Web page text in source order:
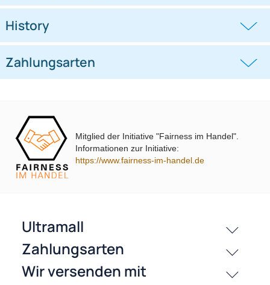
kompatibel mit Ford C-Max Kuga
DM2 2012 Piano Lack mit
UVP 69,99 € * 62,99 €
kompatibel mit VW Polo Typ 6C
passende Produkte
Zahlungsarten
Mitglied der Initiative "Fairness im Handel".
Informationen zur Initiative:
https://www.fairness-im-handel.de